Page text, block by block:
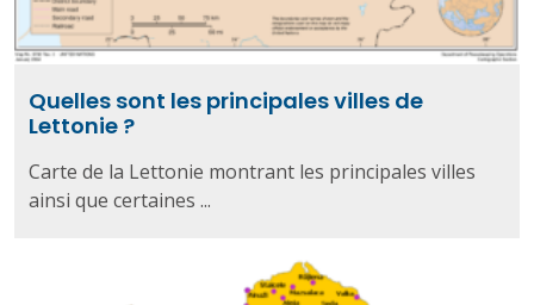
Quelles sont les principales villes de
Lettonie ?
Carte de la Lettonie montrant les principales villes
ainsi que certaines ...